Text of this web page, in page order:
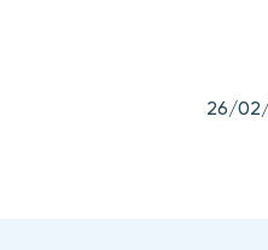
26/